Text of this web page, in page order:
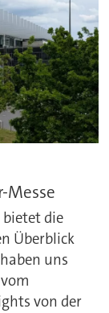
Messe
die
Überblick
uns
von der